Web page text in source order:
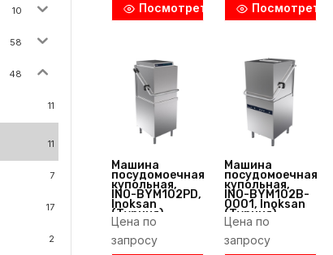
Посмотреть
Посмотреть
Машина
посудомоечная
купольная,
INO-BYM102PD,
Inoksan
(Турция)
Цена по
запросу
Машина
посудомоечная
купольная,
INO-BYM102B-
0001, Inoksan
(Турция)
Цена по
запросу
10
58
48
11
11
7
17
2